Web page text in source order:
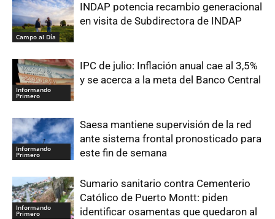
Campo al Día
INDAP potencia recambio generacional
en visita de Subdirectora de INDAP
Informando
Primero
IPC de julio: Inflación anual cae al 3,5%
y se acerca a la meta del Banco Central
Informando
Primero
Saesa mantiene supervisión de la red
ante sistema frontal pronosticado para
este fin de semana
Informando
Primero
Sumario sanitario contra Cementerio
Católico de Puerto Montt: piden
identificar osamentas que quedaron al